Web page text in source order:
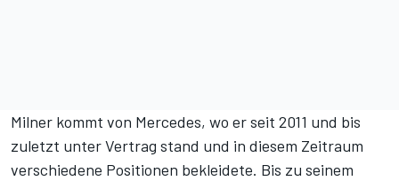
Milner kommt von Mercedes, wo er seit 2011 und bis
zuletzt unter Vertrag stand und in diesem Zeitraum
verschiedene Positionen bekleidete. Bis zu seinem